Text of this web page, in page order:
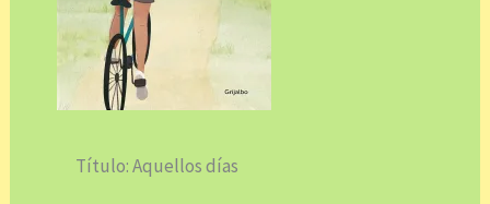
Título: Aquellos días